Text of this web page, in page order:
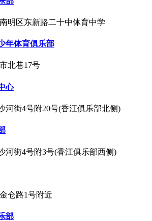
明区东新路二十中体育中学
年体育俱乐部
北巷17号
心
河街4号附20号(香江俱乐部北侧)
河街4号附3号(香江俱乐部西侧)
仓路1号附近
部